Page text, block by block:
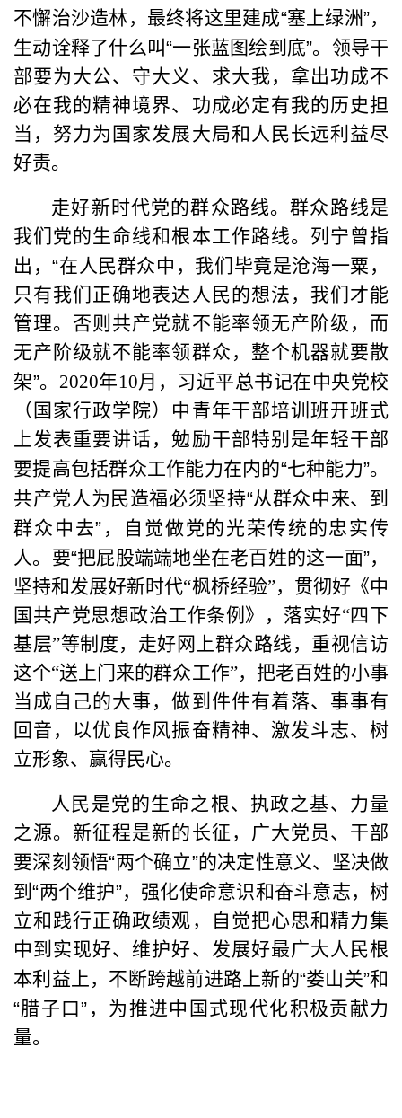
不懈治沙造林，最终将这里建成“塞上绿洲”，
生动诠释了什么叫“一张蓝图绘到底”。领导干
部要为大公、守大义、求大我，拿出功成不
必在我的精神境界、功成必定有我的历史担
当，努力为国家发展大局和人民长远利益尽
好责。
走好新时代党的群众路线。群众路线是
我们党的生命线和根本工作路线。列宁曾指
出，“在人民群众中，我们毕竟是沧海一粟，
只有我们正确地表达人民的想法，我们才能
管理。否则共产党就不能率领无产阶级，而
无产阶级就不能率领群众，整个机器就要散
架”。2020年10月，习近平总书记在中央党校
（国家行政学院）中青年干部培训班开班式
上发表重要讲话，勉励干部特别是年轻干部
要提高包括群众工作能力在内的“七种能力”。
共产党人为民造福必须坚持“从群众中来、到
群众中去” ，自觉做党的光荣传统的忠实传
人。要“把屁股端端地坐在老百姓的这一面”，
坚持和发展好新时代“枫桥经验”，贯彻好《中
国共产党思想政治工作条例》，落实好“四下
基层”等制度，走好网上群众路线，重视信访
这个“送上门来的群众工作”，把老百姓的小事
当成自己的大事，做到件件有着落、事事有
回音，以优良作风振奋精神、激发斗志、树
立形象、赢得民心。
人民是党的生命之根、执政之基、力量
之源。新征程是新的长征，广大党员、干部
要深刻领悟“两个确立”的决定性意义、坚决做
到“两个维护”，强化使命意识和奋斗意志，树
立和践行正确政绩观，自觉把心思和精力集
中到实现好、维护好、发展好最广大人民根
本利益上，不断跨越前进路上新的“娄山关”和
“腊子口” ，为推进中国式现代化积极贡献力
量。